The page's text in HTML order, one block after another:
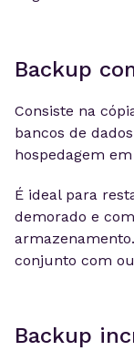
Backup
Consiste na
bancos de
hospedagem
É ideal para
demorado e
conjunto com
Backup